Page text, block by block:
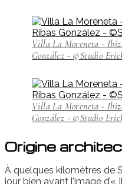
Villa La Moreneta -
González - ©Studio
Villa La Moreneta -
González - ©Studio
Origine
À quelques kilomètres de
jour bien avant l’image d’«